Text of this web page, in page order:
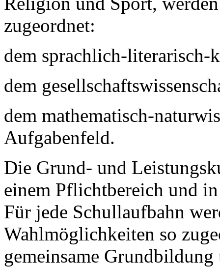
zugeordnet:
dem sprachlich-literarisch-
dem
dem mathematisch-
Aufgabenfeld.
Die Grund- und
einem Pflichtbereich und
Für jede Schullaufbahn
Wahlmöglichkeiten so
gemeinsame